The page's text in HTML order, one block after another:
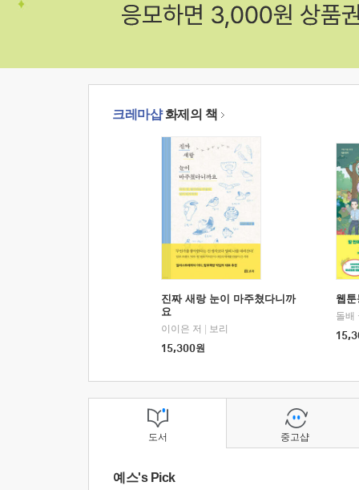
크레마샵화제의 책
진짜 새랑 눈이 마주쳤다니까
요
이이은 저
보리
15,300원
웹
돌배
도서
예스's Pick
중고샵